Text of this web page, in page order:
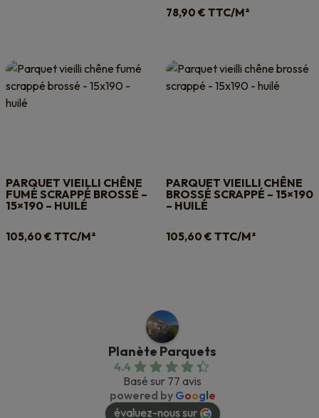
78,90 € TTC/M²
PARQUET VIEILLI CHÊNE
FUMÉ SCRAPPÉ BROSSÉ –
15×190 – HUILÉ
105,60 € TTC/M²
PARQUET VIEILLI CHÊNE
BROSSÉ SCRAPPÉ – 15×190
– HUILÉ
105,60 € TTC/M²
Planète Parquets
4.4
Basé sur 77 avis
powered by Google
évaluez-nous sur